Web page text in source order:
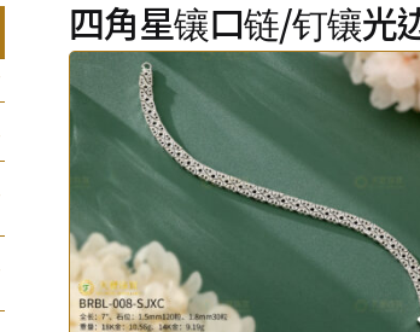
四角星镶口链/钉镶光